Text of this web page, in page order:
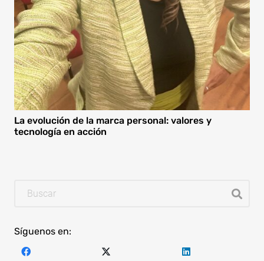
La evolución de la marca personal: valores y
tecnología en acción
Síguenos en: